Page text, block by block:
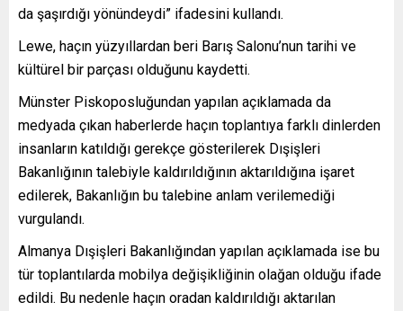
da şaşırdığı yönündeydi” ifadesini kullandı.
Lewe, haçın yüzyıllardan beri Barış Salonu’nun tarihi ve
kültürel bir parçası olduğunu kaydetti.
Münster Piskoposluğundan yapılan açıklamada da
medyada çıkan haberlerde haçın toplantıya farklı dinlerden
insanların katıldığı gerekçe gösterilerek Dışişleri
Bakanlığının talebiyle kaldırıldığının aktarıldığına işaret
edilerek, Bakanlığın bu talebine anlam verilemediği
vurgulandı.
Almanya Dışişleri Bakanlığından yapılan açıklamada ise bu
tür toplantılarda mobilya değişikliğinin olağan olduğu ifade
edildi. Bu nedenle haçın oradan kaldırıldığı aktarılan